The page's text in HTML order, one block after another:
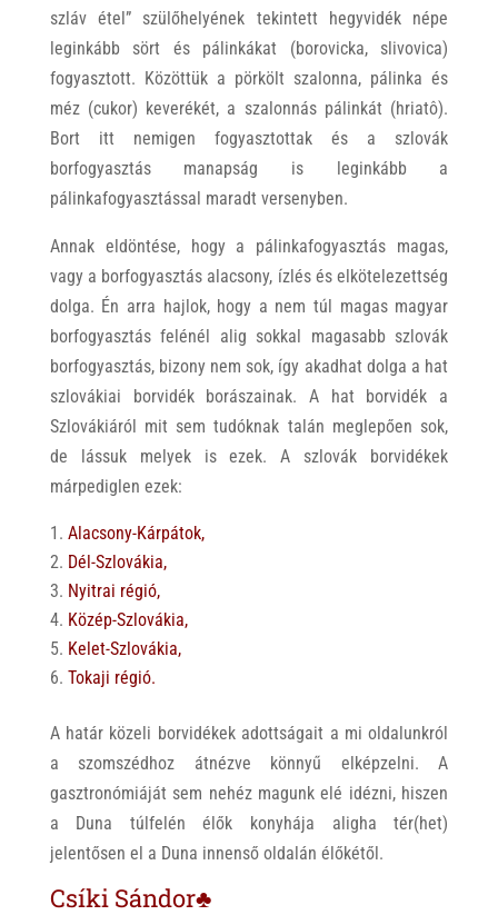
szláv étel” szülőhelyének tekintett hegyvidék népe
leginkább sört és pálinkákat (borovicka, slivovica)
fogyasztott. Közöttük a pörkölt szalonna, pálinka és
méz (cukor) keverékét, a szalonnás pálinkát (hriatô).
Bort itt nemigen fogyasztottak és a szlovák
borfogyasztás manapság is leginkább a
pálinkafogyasztással maradt versenyben.
Annak eldöntése, hogy a pálinkafogyasztás magas,
vagy a borfogyasztás alacsony, ízlés és elkötelezettség
dolga. Én arra hajlok, hogy a nem túl magas magyar
borfogyasztás felénél alig sokkal magasabb szlovák
borfogyasztás, bizony nem sok, így akadhat dolga a hat
szlovákiai borvidék borászainak. A hat borvidék a
Szlovákiáról mit sem tudóknak talán meglepően sok,
de lássuk melyek is ezek. A szlovák borvidékek
márpediglen ezek:
Alacsony-Kárpátok,
Dél-Szlovákia,
Nyitrai régió,
Közép-Szlovákia,
Kelet-Szlovákia,
Tokaji régió.
A határ közeli borvidékek adottságait a mi oldalunkról
a szomszédhoz átnézve könnyű elképzelni. A
gasztronómiáját sem nehéz magunk elé idézni, hiszen
a Duna túlfelén élők konyhája aligha tér(het)
jelentősen el a Duna innenső oldalán élőkétől.
Csíki Sándor♣